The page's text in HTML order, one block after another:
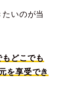
いのが当
どこでも
を享受でき